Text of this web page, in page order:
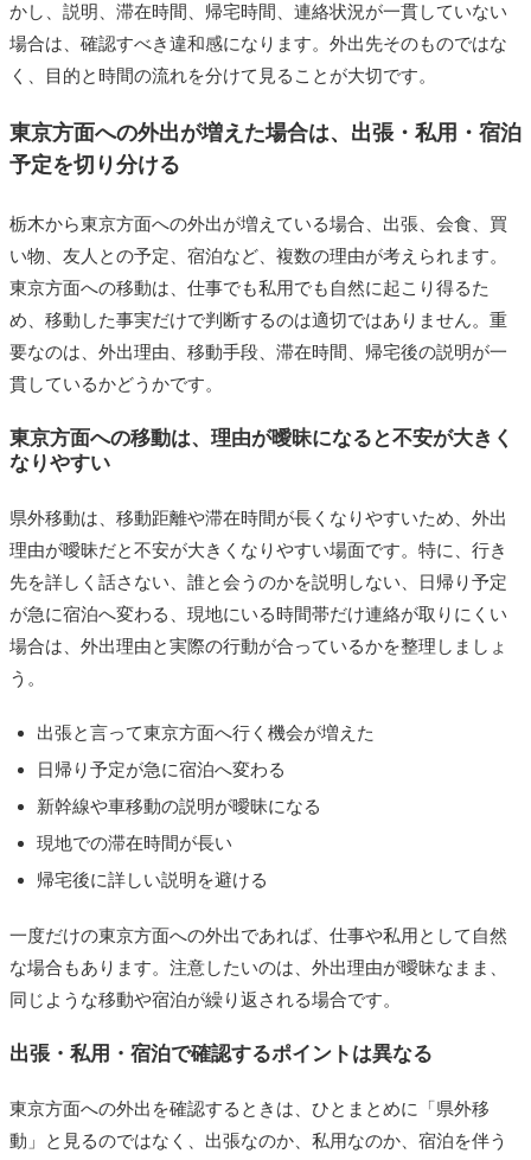
かし、説明、滞在時間、帰宅時間、連絡状況が一貫していない
場合は、確認すべき違和感になります。外出先そのものではな
く、目的と時間の流れを分けて見ることが大切です。
東京方面への外出が増えた場合は、出張・私用・宿泊
予定を切り分ける
栃木から東京方面への外出が増えている場合、出張、会食、買
い物、友人との予定、宿泊など、複数の理由が考えられます。
東京方面への移動は、仕事でも私用でも自然に起こり得るた
め、移動した事実だけで判断するのは適切ではありません。重
要なのは、外出理由、移動手段、滞在時間、帰宅後の説明が一
貫しているかどうかです。
東京方面への移動は、理由が曖昧になると不安が大きく
なりやすい
県外移動は、移動距離や滞在時間が長くなりやすいため、外出
理由が曖昧だと不安が大きくなりやすい場面です。特に、行き
先を詳しく話さない、誰と会うのかを説明しない、日帰り予定
が急に宿泊へ変わる、現地にいる時間帯だけ連絡が取りにくい
場合は、外出理由と実際の行動が合っているかを整理しましょ
う。
出張と言って東京方面へ行く機会が増えた
日帰り予定が急に宿泊へ変わる
新幹線や車移動の説明が曖昧になる
現地での滞在時間が長い
帰宅後に詳しい説明を避ける
一度だけの東京方面への外出であれば、仕事や私用として自然
な場合もあります。注意したいのは、外出理由が曖昧なまま、
同じような移動や宿泊が繰り返される場合です。
出張・私用・宿泊で確認するポイントは異なる
東京方面への外出を確認するときは、ひとまとめに「県外移
動」と見るのではなく、出張なのか、私用なのか、宿泊を伴う